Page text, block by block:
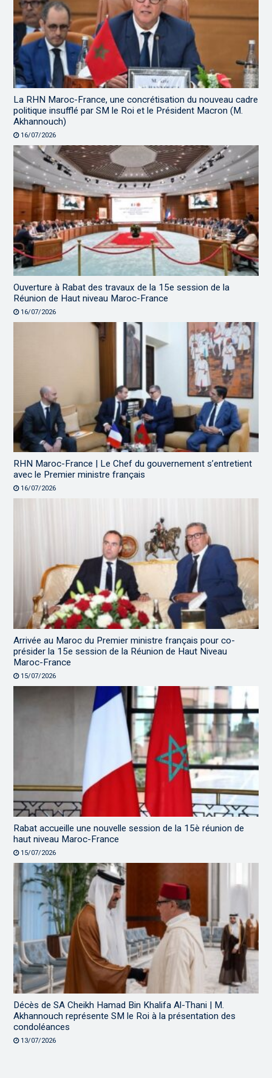
La RHN Maroc-France, une concrétisation du nouveau cadre
politique insufflé par SM le Roi et le Président Macron (M.
Akhannouch)
16/07/2026
Ouverture à Rabat des travaux de la 15e session de la
Réunion de Haut niveau Maroc-France
16/07/2026
RHN Maroc-France | Le Chef du gouvernement s’entretient
avec le Premier ministre français
16/07/2026
Arrivée au Maroc du Premier ministre français pour co-
présider la 15e session de la Réunion de Haut Niveau
Maroc-France
15/07/2026
Rabat accueille une nouvelle session de la 15è réunion de
haut niveau Maroc-France
15/07/2026
Décès de SA Cheikh Hamad Bin Khalifa Al-Thani | M.
Akhannouch représente SM le Roi à la présentation des
condoléances
13/07/2026